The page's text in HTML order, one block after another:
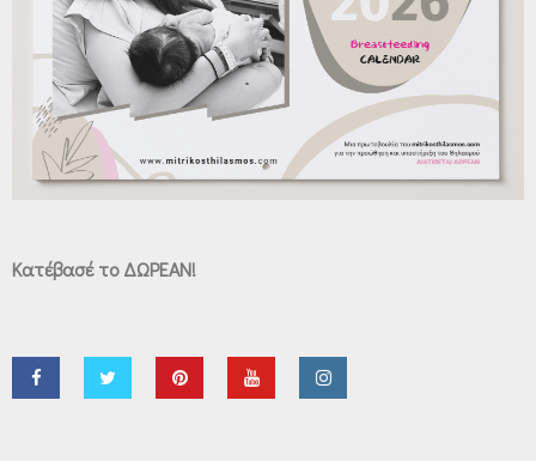
Κατέβασέ το ΔΩΡΕΑΝ!